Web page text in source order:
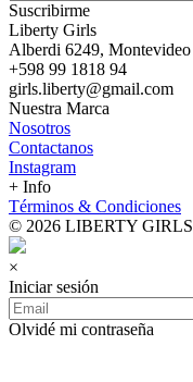
Suscribirme
Liberty Girls
Alberdi 6249, Montevideo
+598 99 1818 94
girls.liberty@gmail.com
Nuestra Marca
Nosotros
Contactanos
Instagram
+ Info
Términos & Condiciones
© 2026 LIBERTY GIRLS
×
Iniciar sesión
Olvidé mi contraseña